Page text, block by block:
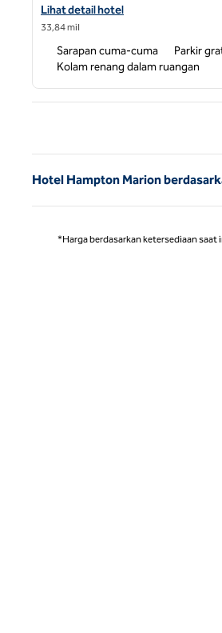
Lihat detail hotel untuk Hampton Inn
Lihat detail hotel
33,84 mil
Sarapan cuma-cuma
Parkir
Kolam renang dalam ruangan
Hotel Hampton Marion
*Harga berdasarkan ketersediaan saat